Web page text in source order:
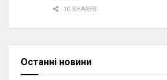
10 SHARES
Останні новини